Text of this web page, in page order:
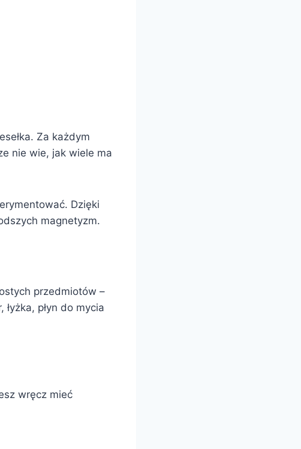
Za każdym
nie wie, jak wiele ma
Dzięki
magnetyzm.
przedmiotów –
płyn do mycia
wręcz mieć